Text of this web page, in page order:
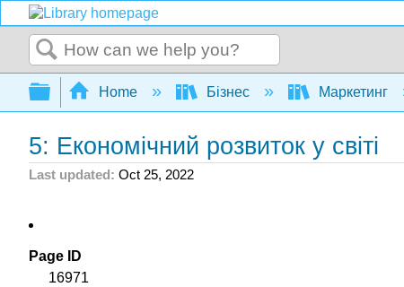
Search
Expand/collapse global hierarchy
Home Бізнес Маркетинг
5: Економічний розвиток у світі
Last updated Oct 25, 2022
Page ID
16971